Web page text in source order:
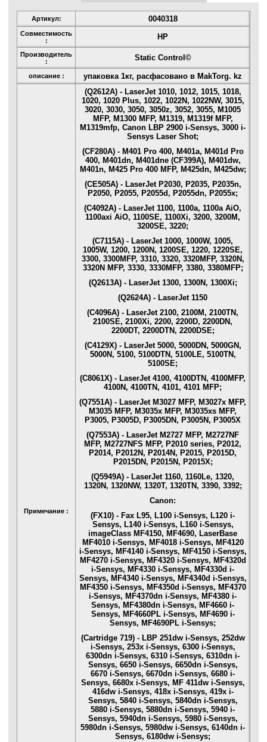
Артикул: 0040318
Совместимость
:
HP
Производитель
:
Static Control©
описание : упаковка 1кг, расфасовано в MakTorg. kz
Примечание :
(Q2612A) - LaserJet 1010, 1012, 1015, 1018,
1020, 1020 Plus, 1022, 1022N, 1022NW, 3015,
3020, 3030, 3050, 3050z, 3052, 3055, M1005
MFP, M1300 MFP, M1319, M1319f MFP,
M1319mfp, Canon LBP 2900 i-Sensys, 3000 i-
Sensys Laser Shot;
(CF280A) - M401 Pro 400, M401a, M401d Pro
400, M401dn, M401dne (CF399A), M401dw,
M401n, M425 Pro 400 MFP, M425dn, M425dw;
(CE505A) - LaserJet P2030, P2035, P2035n,
P2050, P2055, P2055d, P2055dn, P2055x;
(C4092A) - LaserJet 1100, 1100a, 1100a AiO,
1100axi AiO, 1100SE, 1100Xi, 3200, 3200M,
3200SE, 3220;
(C7115A) - LaserJet 1000, 1000W, 1005,
1005W, 1200, 1200N, 1200SE, 1220, 1220SE,
3300, 3300MFP, 3310, 3320, 3320MFP, 3320N,
3320N MFP, 3330, 3330MFP, 3380, 3380MFP;
(Q2613A) - LaserJet 1300, 1300N, 1300Xi;
(Q2624A) - LaserJet 1150
(C4096A) - LaserJet 2100, 2100M, 2100TN,
2100SE, 2100Xi, 2200, 2200D, 2200DN,
2200DT, 2200DTN, 2200DSE;
(C4129X) - LaserJet 5000, 5000DN, 5000GN,
5000N, 5100, 5100DTN, 5100LE, 5100TN,
5100SE;
(C8061X) - LaserJet 4100, 4100DTN, 4100MFP,
4100N, 4100TN, 4101, 4101 MFP;
(Q7551A) - LaserJet M3027 MFP, M3027x MFP,
M3035 MFP, M3035x MFP, M3035xs MFP,
P3005, P3005D, P3005DN, P3005N, P3005X
(Q7553A) - LaserJet M2727 MFP, M2727NF
MFP, M2727NFS MFP, P2010 series, P2012,
P2014, P2012N, P2014N, P2015, P2015D,
P2015DN, P2015N, P2015X;
(Q5949A) - LaserJet 1160, 1160Le, 1320,
1320N, 1320NW, 1320T, 1320TN, 3390, 3392;
Canon:
(FX10) - Fax L95, L100 i-Sensys, L120 i-
Sensys, L140 i-Sensys, L160 i-Sensys,
imageClass MF4150, MF4690, LaserBase
MF4010 i-Sensys, MF4018 i-Sensys, MF4120
i-Sensys, MF4140 i-Sensys, MF4150 i-Sensys,
MF4270 i-Sensys, MF4320 i-Sensys, MF4320d
i-Sensys, MF4330 i-Sensys, MF4330d i-
Sensys, MF4340 i-Sensys, MF4340d i-Sensys,
MF4350 i-Sensys, MF4350d i-Sensys, MF4370
i-Sensys, MF4370dn i-Sensys, MF4380 i-
Sensys, MF4380dn i-Sensys, MF4660 i-
Sensys, MF4660PL i-Sensys, MF4690 i-
Sensys, MF4690PL i-Sensys;
(Cartridge 719) - LBP 251dw i-Sensys, 252dw
i-Sensys, 253x i-Sensys, 6300 i-Sensys,
6300dn i-Sensys, 6310 i-Sensys, 6310dn i-
Sensys, 6650 i-Sensys, 6650dn i-Sensys,
6670 i-Sensys, 6670dn i-Sensys, 6680 i-
Sensys, 6680x i-Sensys, MF 411dw i-Sensys,
416dw i-Sensys, 418x i-Sensys, 419x i-
Sensys, 5840 i-Sensys, 5840dn i-Sensys,
5880 i-Sensys, 5880dn i-Sensys, 5940 i-
Sensys, 5940dn i-Sensys, 5980 i-Sensys,
5980dn i-Sensys, 5980dw i-Sensys, 6140dn i-
Sensys, 6180dw i-Sensys;